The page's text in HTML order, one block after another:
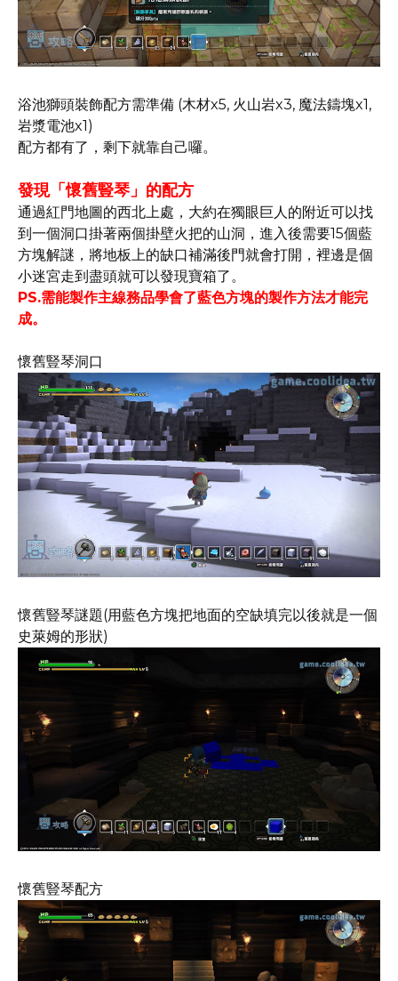
浴池獅頭裝飾配方需準備 (木材x5, 火山岩x3, 魔法鑄塊x1,
岩漿電池x1)
配方都有了，剩下就靠自己囉。
發現「懷舊豎琴」的配方
通過紅門地圖的西北上處，大約在獨眼巨人的附近可以找
到一個洞口掛著兩個掛壁火把的山洞，進入後需要15個藍
方塊解謎，將地板上的缺口補滿後門就會打開，裡邊是個
小迷宮走到盡頭就可以發現寶箱了。
PS.需能製作主線務品學會了藍色方塊的製作方法才能完
成。
懷舊豎琴洞口
懷舊豎琴謎題(用藍色方塊把地面的空缺填完以後就是一個
史萊姆的形狀)
懷舊豎琴配方